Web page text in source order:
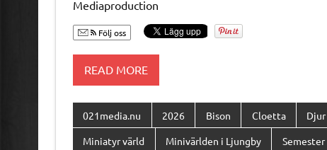
Mediaproduction
Följ oss
READ MORE
021media.nu 2026 Bison Cloetta Djur
Miniatyr värld Minivärlden i Ljungby Semester